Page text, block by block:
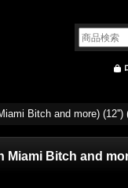
Bitch and more) (12'')
Miami Bitch and